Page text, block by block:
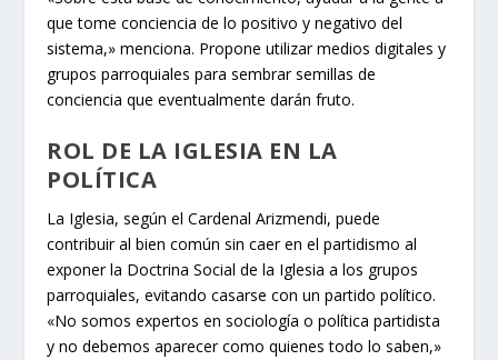
que tome conciencia de lo positivo y negativo del
sistema,» menciona. Propone utilizar medios digitales y
grupos parroquiales para sembrar semillas de
conciencia que eventualmente darán fruto.
ROL DE LA IGLESIA EN LA
POLÍTICA
La Iglesia, según el Cardenal Arizmendi, puede
contribuir al bien común sin caer en el partidismo al
exponer la Doctrina Social de la Iglesia a los grupos
parroquiales, evitando casarse con un partido político.
«No somos expertos en sociología o política partidista
y no debemos aparecer como quienes todo lo saben,»